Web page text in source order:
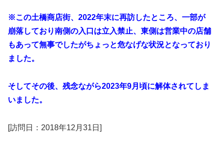
※この土橋商店街、2022年末に再訪したところ、一部が
崩落しており南側の入口は立入禁止、東側は営業中の店舗
もあって無事でしたがちょっと危なげな状況となっており
ました。
そしてその後、残念ながら2023年9月頃に解体されてしま
いました。
[訪問日：2018年12月31日]